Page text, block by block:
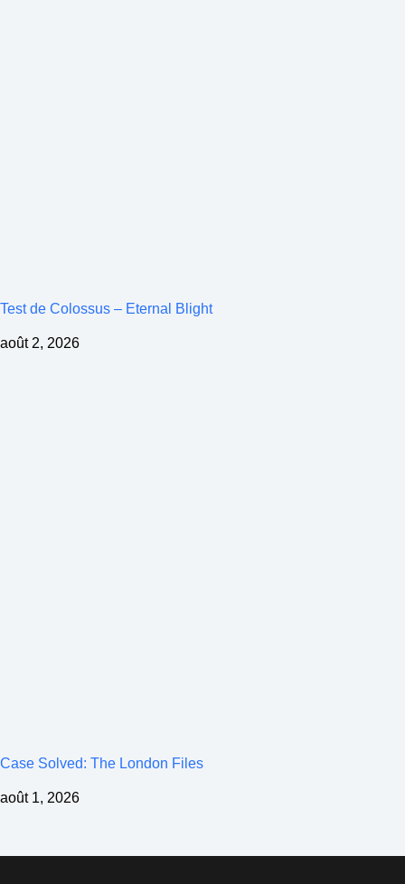
Test de Colossus – Eternal Blight
août 2, 2026
Case Solved: The London Files
août 1, 2026